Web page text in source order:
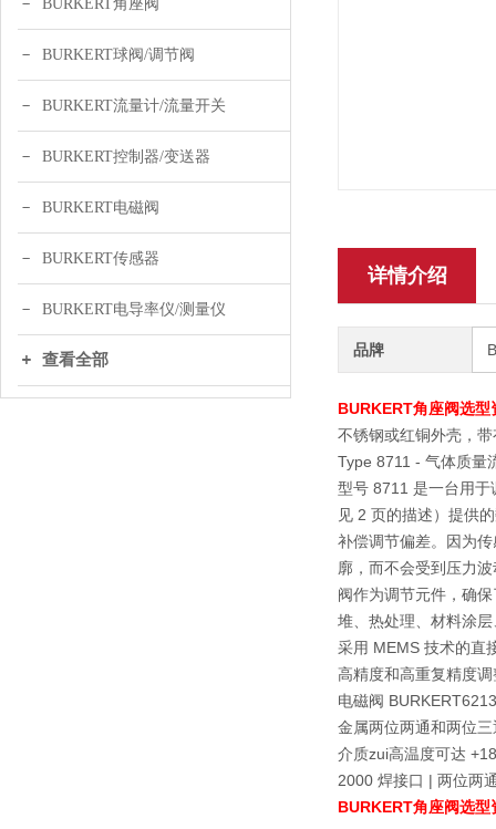
BURKERT角座阀
BURKERT球阀/调节阀
BURKERT流量计/流量开关
BURKERT控制器/变送器
BURKERT电磁阀
BURKERT传感器
BURKERT电导率仪/测量仪
查看全部
详情介绍
品牌
BURKERT角座阀选
不锈钢或红铜外壳，
Type 8711 - 气体质量
型号 8711 是一台用于
见 2 页的描述）提供
补偿调节偏差。因为
廓，而不会受到压力
阀作为调节元件，确
堆、热处理、材料涂
采用 MEMS 技术的直
高精度和高重复精度
电磁阀
金属两位两通和两位
介质zui高温度可达
2000 焊接口 | 两位两
BURKERT角座阀选